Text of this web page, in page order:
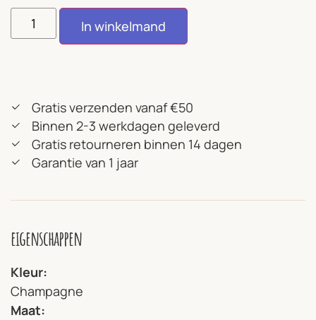
In winkelmand
Gratis verzenden vanaf €50
Binnen 2-3 werkdagen geleverd
Gratis retourneren binnen 14 dagen
Garantie van 1 jaar
eigenschappen
Kleur
Champagne
Maat